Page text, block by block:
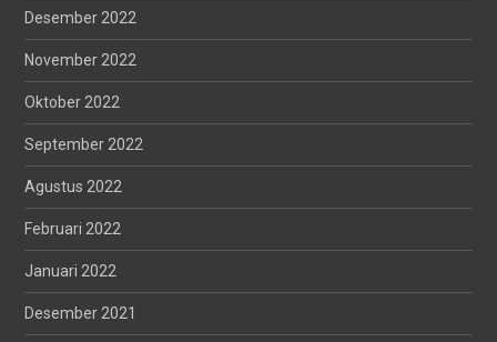
Desember 2022
November 2022
Oktober 2022
September 2022
Agustus 2022
Februari 2022
Januari 2022
Desember 2021